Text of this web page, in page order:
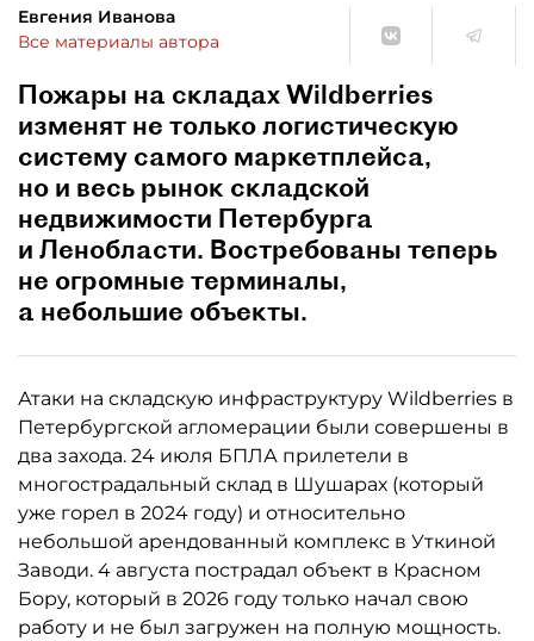
Евгения Иванова
Все материалы автора
Пожары на складах Wildberries
изменят не только логистическую
систему самого маркетплейса,
но и весь рынок складской
недвижимости Петербурга
и Ленобласти. Востребованы теперь
не огромные терминалы,
а небольшие объекты.
Атаки на складскую инфраструктуру Wildberries в
Петербургской агломерации были совершены в
два захода. 24 июля БПЛА прилетели в
многострадальный склад в Шушарах (который
уже горел в 2024 году) и относительно
небольшой арендованный комплекс в Уткиной
Заводи. 4 августа пострадал объект в Красном
Бору, который в 2026 году только начал свою
работу и не был загружен на полную мощность.